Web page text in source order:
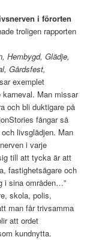
i förorten
troligen rapporten
Hembygd, Glädje,
Gårdsfest,
exemplet
Man missar
och bli duktigare på
fångar så
livsglädjen. Man
i varje
till att tycka är att
fastighetsägare och
i sina områden…”
skola, polis,
man får trivsamma
att ordet
kundnytta.